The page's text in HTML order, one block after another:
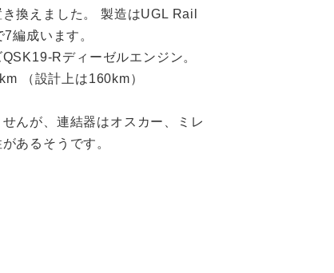
換えました。 製造はUGL Rail
編成います。
Rディーゼルエンジン。
（設計上は160km）
んが、連結器はオスカー、ミレ
あるそうです。